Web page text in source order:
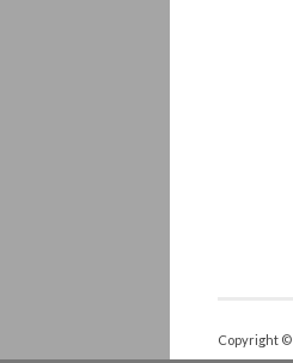
Copyright ©